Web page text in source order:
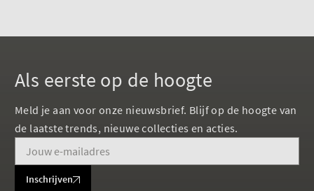
Als eerste op de hoogte
Meld je aan voor onze nieuwsbrief. Blijf op de hoogte van
de laatste trends, nieuwe collecties en acties.
Inschrijven